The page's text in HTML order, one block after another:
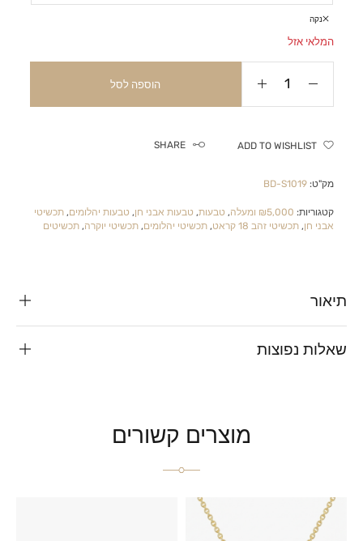
נקה
המלאי אזל
הוספה לסל
ADD TO WISHLIST
SHARE
מק"ט:BD-S1019
קטגוריות: ₪5,000 ומעלה , טבעות, טבעות אבני חן, טבעות יהלומים,תכשיטי
אבני חן,תכשיטי זהב 18 קראט ,תכשיטי יהלומים,תכשיטי יוקרה,תכשיטים
תיאור
שאלות נפוצות
מוצרים קשורים